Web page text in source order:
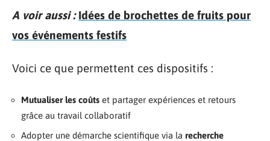
A voir aussi : Idées de brochettes de fruits pour
vos événements festifs
Voici ce que permettent ces dispositifs :
Mutualiser les coûts et partager expériences et retours
grâce au travail collaboratif
Adopter une démarche scientifique via la recherche